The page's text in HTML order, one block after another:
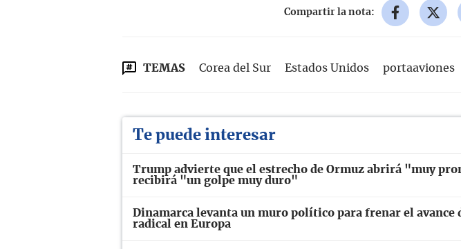
Compartir la nota:
TEMAS Corea del Sur Estados Unidos portaaviones
Te puede interesar
Trump advierte que el estrecho de Ormuz abrirá "muy
recibirá "un golpe muy duro"
Dinamarca levanta un muro político para frenar el avance
radical en Europa